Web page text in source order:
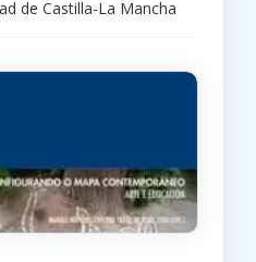
de Castilla-La Mancha